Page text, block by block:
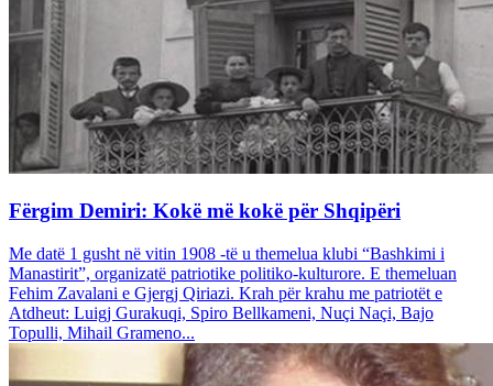
Fërgim Demiri: Kokë më kokë për Shqipëri
Me datë 1 gusht në vitin 1908 -të u themelua klubi “Bashkimi i
Manastirit”, organizatë patriotike politiko-kulturore. E themeluan
Fehim Zavalani e Gjergj Qiriazi. Krah për krahu me patriotët e
Atdheut: Luigj Gurakuqi, Spiro Bellkameni, Nuçi Naçi, Bajo
Topulli, Mihail Grameno...